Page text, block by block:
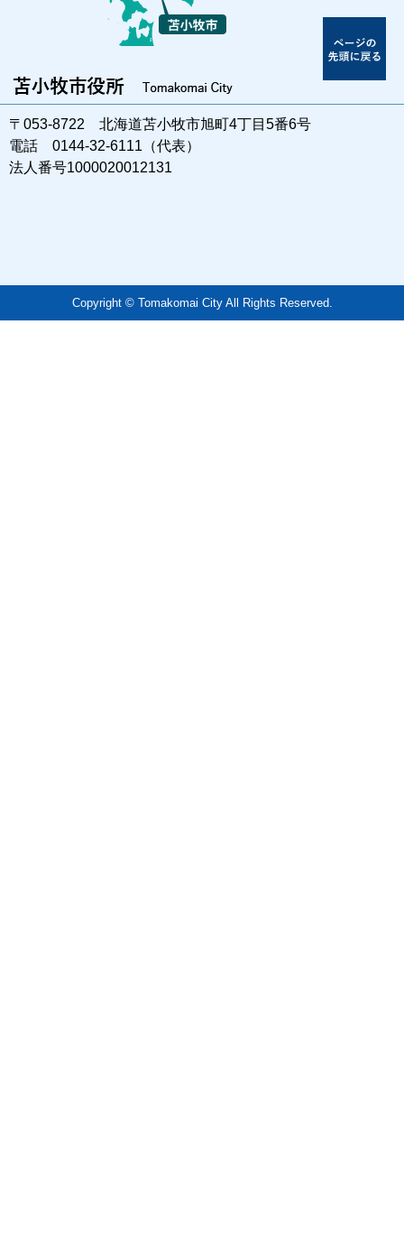
〒053-8722 北海道苫小牧市旭町4丁目5番6号
電話 0144-32-6111（代表）
法人番号1000020012131
Copyright © Tomakomai City All Rights Reserved.